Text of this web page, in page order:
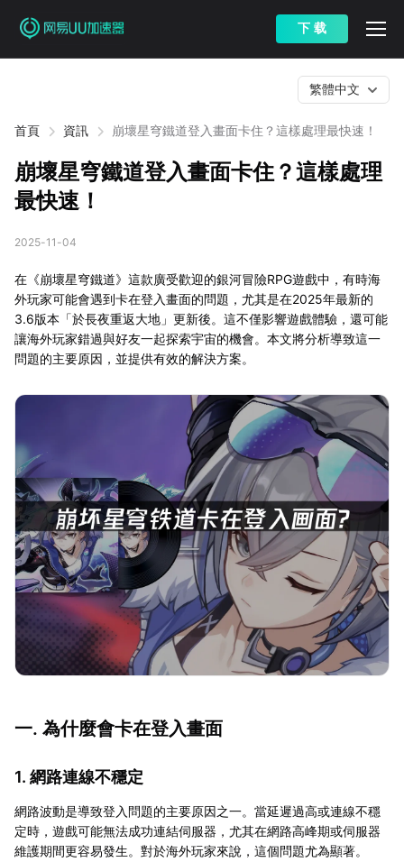
下 载
首頁 資訊 崩壞星穹鐵道登入畫面卡住？這樣處理最快速！
繁體中文
崩壞星穹鐵道登入畫面卡住？這樣處理
最快速！
2025-11-04
在《崩壞星穹鐵道》這款廣受歡迎的銀河冒險RPG遊戲中，有時海
外玩家可能會遇到卡在登入畫面的問題，尤其是在2025年最新的
3.6版本「於長夜重返大地」更新後。這不僅影響遊戲體驗，還可能
讓海外玩家錯過與好友一起探索宇宙的機會。本文將分析導致這一
問題的主要原因，並提供有效的解決方案。
一. 為什麼會卡在登入畫面
1. 網路連線不穩定
網路波動是導致登入問題的主要原因之一。當延遲過高或連線不穩
定時，遊戲可能無法成功連結伺服器，尤其在網路高峰期或伺服器
維護期間更容易發生。對於海外玩家來說，這個問題尤為顯著。